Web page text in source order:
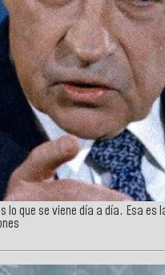
lo que se viene día a día. Esa